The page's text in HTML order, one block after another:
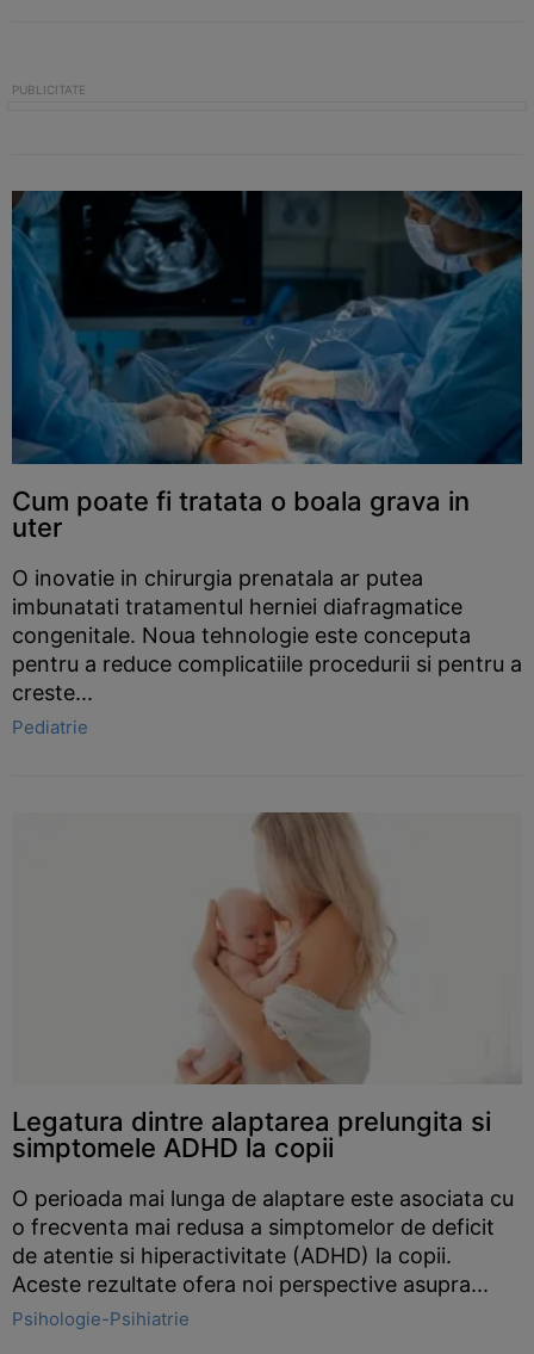
Cum poate fi tratata o boala grava in
uter
O inovatie in chirurgia prenatala ar putea
imbunatati tratamentul herniei diafragmatice
congenitale. Noua tehnologie este conceputa
pentru a reduce complicatiile procedurii si pentru a
creste...
Pediatrie
Legatura dintre alaptarea prelungita si
simptomele ADHD la copii
O perioada mai lunga de alaptare este asociata cu
o frecventa mai redusa a simptomelor de deficit
de atentie si hiperactivitate (ADHD) la copii.
Aceste rezultate ofera noi perspective asupra...
Psihologie-Psihiatrie